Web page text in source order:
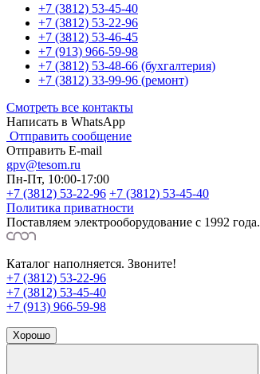
+7 (3812) 53-45-40
+7 (3812) 53-22-96
+7 (3812) 53-46-45
+7 (913) 966-59-98
+7 (3812) 53-48-66 (бухгалтерия)
+7 (3812) 33-99-96 (ремонт)
Смотреть все контакты
Написать в WhatsApp
Отправить сообщение
Отправить E-mail
gpv@tesom.ru
Пн-Пт, 10:00-17:00
+7 (3812) 53-22-96 +7 (3812) 53-45-40
Политика приватности
Поставляем электрооборудование с 1992 года.
Каталог наполняется. Звоните!
+7 (3812) 53-22-96
+7 (3812) 53-45-40
+7 (913) 966-59-98
Хорошо